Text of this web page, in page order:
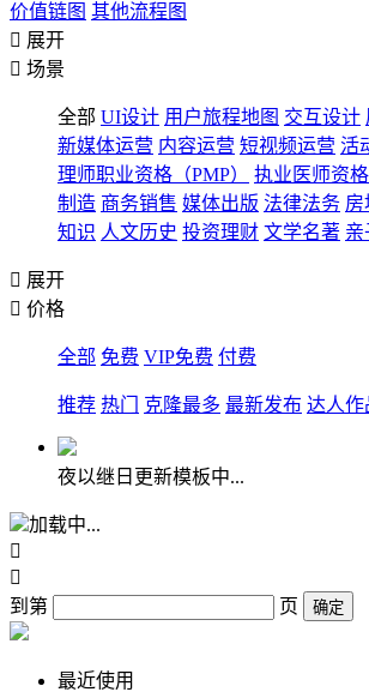
价值链图 其他流程图
 展开
 场景
全部 UI设计 用户旅程地图 交互设计
新媒体运营 内容运营 短视频运营 活
理师职业资格（PMP）
执业医师资
制造 商务销售 媒体出版 法律法务 房
知识 人文历史 投资理财 文学名著 亲
 展开
 价格
全部 免费 VIP免费 付费
推荐 热门 克隆最多 最新发布 达人作
夜以继日更新模板中...
加载中...


到第
页 确定
最近使用